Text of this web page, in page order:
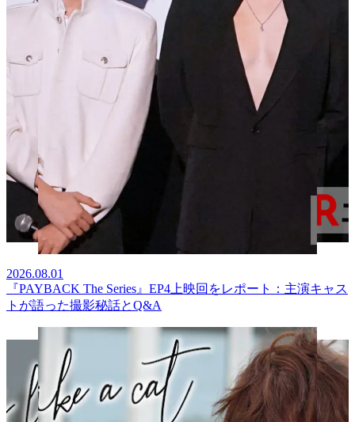
2026.08.01
『PAYBACK The Series』EP4上映回をレポート：主演キャス
トが語った撮影秘話とQ&A